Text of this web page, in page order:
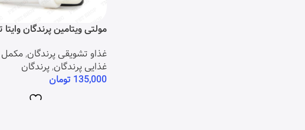
مولتی ویتامین پرندگان
غذاو تشویقی پرندگان,
غذایی پرندگان,پرندگان
135,000 تومان